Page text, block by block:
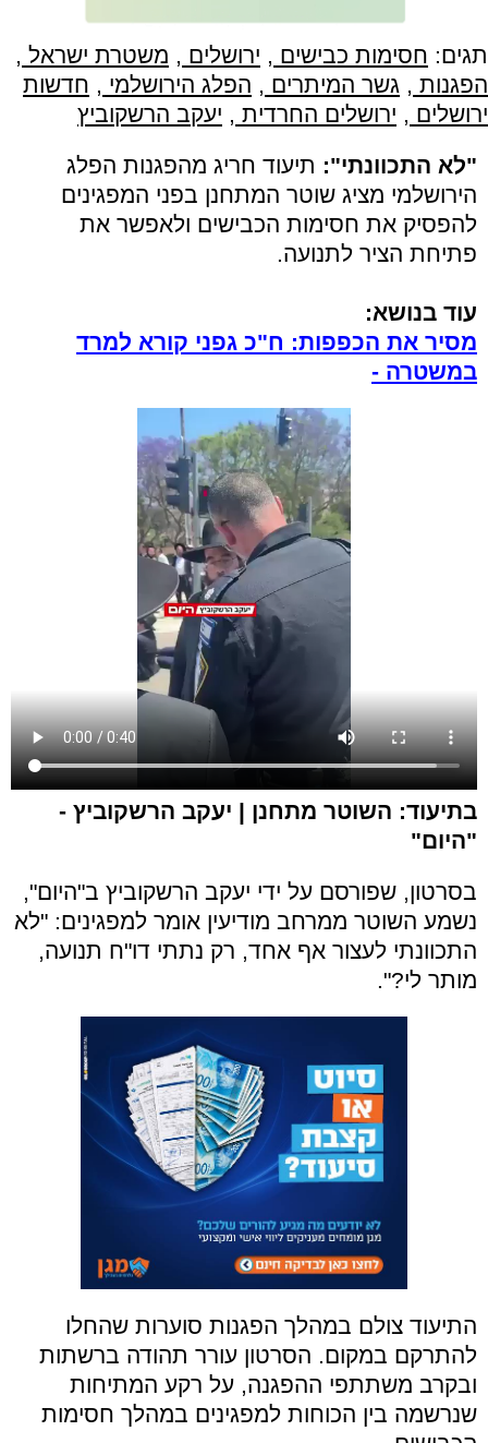
תגים: חסימות כבישים , ירושלים , משטרת ישראל ,
הפגנות , גשר המיתרים , הפלג הירושלמי , חדשות
ירושלים , ירושלים החרדית , יעקב הרשקוביץ
"לא התכוונתי": תיעוד חריג מהפגנות הפלג
הירושלמי מציג שוטר המתחנן בפני המפגינים
להפסיק את חסימות הכבישים ולאפשר את
פתיחת הציר לתנועה.
עוד בנושא:
מסיר את הכפפות: ח"כ גפני קורא למרד
במשטרה -
בתיעוד: השוטר מתחנן | יעקב הרשקוביץ -
"היום"
בסרטון, שפורסם על ידי יעקב הרשקוביץ ב"היום",
נשמע השוטר ממרחב מודיעין אומר למפגינים: "לא
התכוונתי לעצור אף אחד, רק נתתי דו"ח תנועה,
מותר לי?".
התיעוד צולם במהלך הפגנות סוערות שהחלו
להתרקם במקום. הסרטון עורר תהודה ברשתות
ובקרב משתתפי ההפגנה, על רקע המתיחות
שנרשמה בין הכוחות למפגינים במהלך חסימות